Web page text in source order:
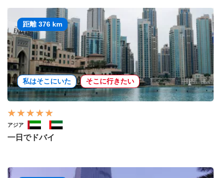
距離 376 km
私はそこにいた そこに行きたい
アジア
一日でドバイ